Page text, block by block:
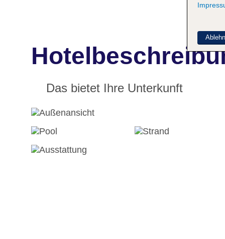
Das bietet Ihre Unterkunft